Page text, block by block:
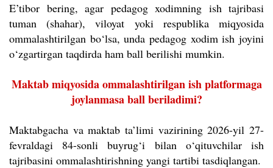
E’tibor bering, agar pedagog xodimning ish tajribasi
tuman (shahar), viloyat yoki respublika miqyosida
ommalashtirilgan bo‘lsa, unda pedagog xodim ish joyini
o‘zgartirgan taqdirda ham ball berilishi mumkin.
Maktab miqyosida ommalashtirilgan ish platformaga
joylanmasa ball beriladimi?
Maktabgacha va maktab ta’limi vazirining 2026-yil 27-
fevraldagi 84-sonli buyrug‘i bilan o‘qituvchilar ish
tajribasini ommalashtirishning yangi tartibi tasdiqlangan.